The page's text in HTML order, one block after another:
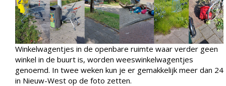
Winkelwagentjes in de openbare ruimte waar verder geen
winkel in de buurt is, worden weeswinkelwagentjes
genoemd. In twee weken kun je er gemakkelijk meer dan 24
in Nieuw-West op de foto zetten.